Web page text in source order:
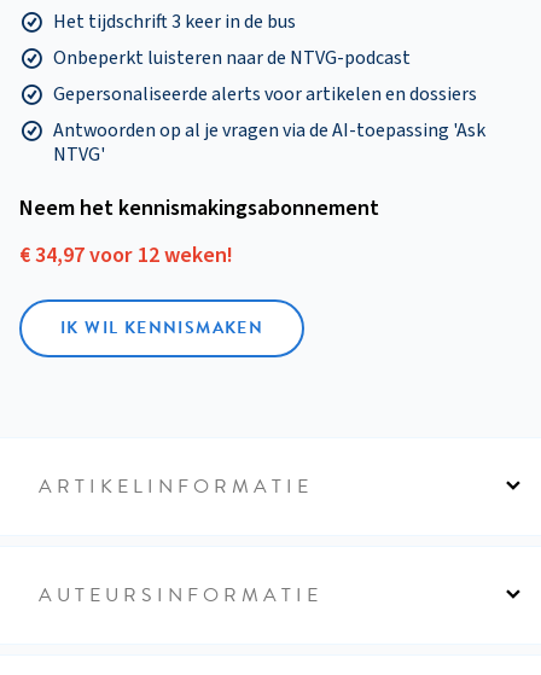
Het tijdschrift 3 keer in de bus
Onbeperkt luisteren naar de NTVG-podcast
Gepersonaliseerde alerts voor artikelen en dossiers
Antwoorden op al je vragen via de AI-toepassing 'Ask
NTVG'
Neem het kennismakings­abonnement
€ 34,97 voor 12 weken!
IK WIL KENNISMAKEN
ARTIKELINFORMATIE
AUTEURSINFORMATIE